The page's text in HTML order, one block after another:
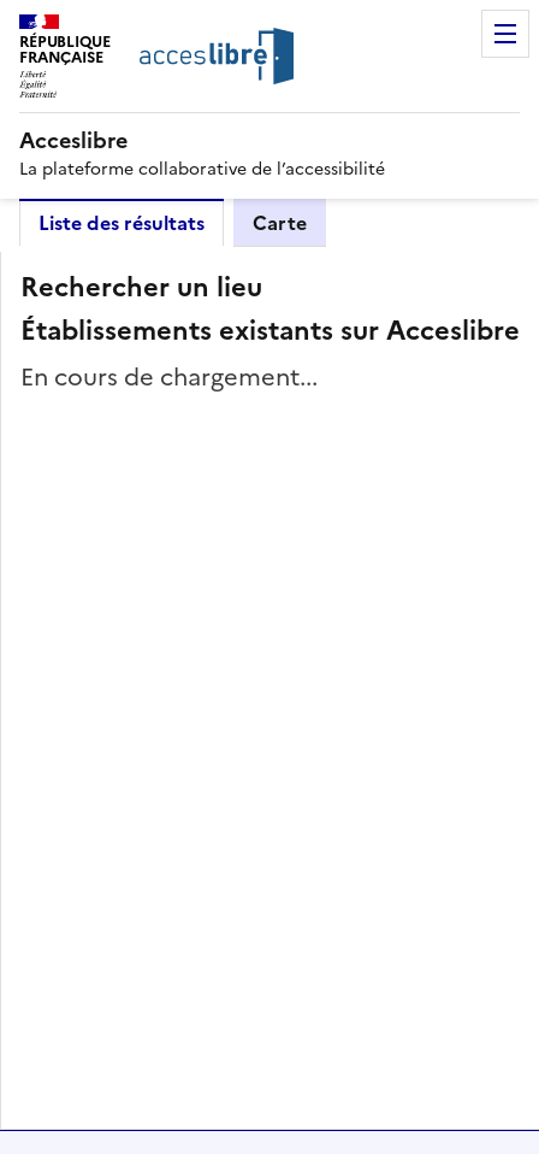
RÉPUBLIQUE
FRANÇAISE
Acceslibre
La plateforme collaborative de l’accessibilité
Liste des résultats Carte
Rechercher un lieu
Établissements existants sur Acceslibre
En cours de chargement...